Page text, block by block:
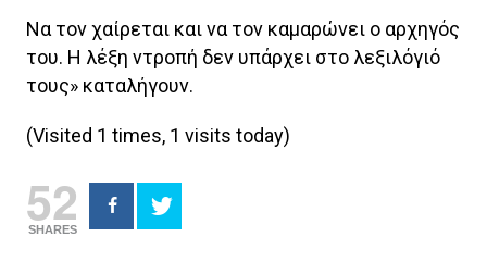
Να τον χαίρεται και να τον καμαρώνει ο αρχηγός
του. Η λέξη ντροπή δεν υπάρχει στο λεξιλόγιό
τους» καταλήγουν.
(Visited 1 times, 1 visits today)
52
SHARES